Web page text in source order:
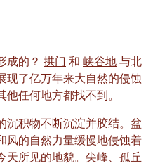
成的？ 拱门 和 峡谷地 与北
现了亿万年来大自然的侵蚀
他任何地方都找不到。
沉积物不断沉淀并胶结。盆
风的自然力量缓慢地侵蚀着
天所见的地貌。尖峰、孤丘